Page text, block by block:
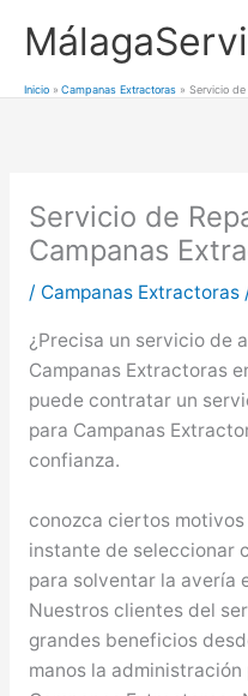
Inicio Campanas Extractoras Servicio
Servicio de
Campanas
/ Campanas Extractoras
¿Precisa un servicio de
Campanas Extractoras
puede contratar un
para Campanas
confianza.
conozca ciertos
instante de seleccionar
para solventar la avería
Nuestros clientes del
grandes beneficios
manos la